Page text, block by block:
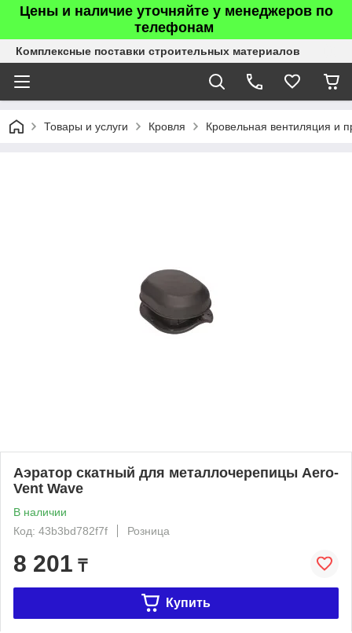
Цены и наличие уточняйте у менеджеров по
телефонам
Комплексные поставки строительных материалов
Товары и услуги Кровля Кровельная вентиляция и
Аэратор скатный для металлочерепицы Aero-
Vent Wave
В наличии
Код: 43b3bd782f7f
Розница
8 201 ₸
Купить